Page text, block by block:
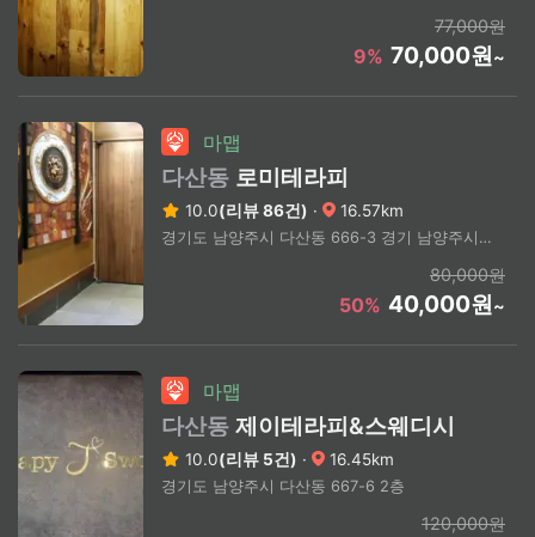
77,000원
9% 70,000원~
마맵
다산동 로미테라피
10.0(리뷰 86건) · 16.57km
경기도 남양주시 다산동 666-3 경기 남양주시 다산동 (상세주소문의)
80,000원
50% 40,000원~
마맵
다산동 제이테라피&스웨디시
10.0(리뷰 5건) · 16.45km
경기도 남양주시 다산동 667-6 2층
120,000원